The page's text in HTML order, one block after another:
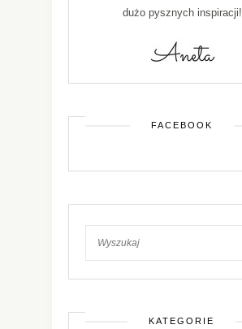
dużo pysznych inspiracji!
FACEBOOK
KATEGORIE